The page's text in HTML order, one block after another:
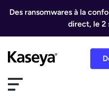
Des ransomwares à la
direct, le 2